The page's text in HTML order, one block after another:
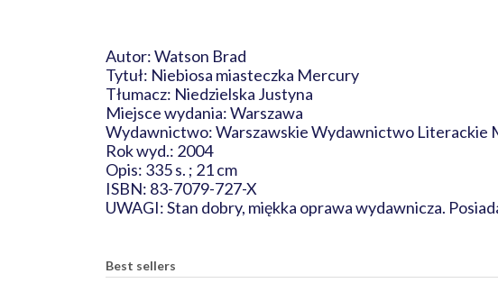
Autor: Watson Brad
Tytuł: Niebiosa miasteczka Mercury
Tłumacz: Niedzielska Justyna
Miejsce wydania: Warszawa
Wydawnictwo: Warszawskie Wydawnictwo Literackie
Rok wyd.: 2004
Opis: 335 s. ; 21 cm
ISBN: 83-7079-727-X
UWAGI: Stan dobry, miękka oprawa wydawnicza.
Best sellers